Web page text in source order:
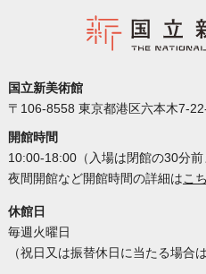
国立新美術館
〒106-8558 東京都港区六本木7-
開館時間
10:00-18:00（入場は閉館の30分前
夜間開館など開館時間の詳細はこ
休館日
毎週火曜日
（祝日又は振替休日に当たる場合